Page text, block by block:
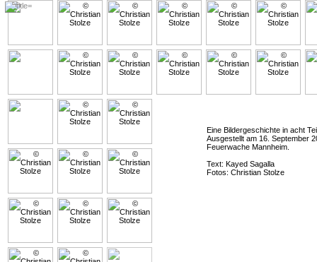
Eine Bildergeschichte in acht
Ausgestellt am 16. September
Feuerwache Mannheim.
Text: Kayed Sagalla
Fotos: Christian Stolze